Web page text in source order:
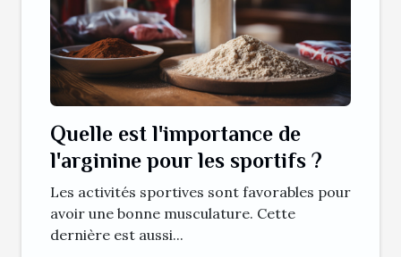
Quelle est l'importance de
l'arginine pour les sportifs ?
Les activités sportives sont favorables pour
avoir une bonne musculature. Cette
dernière est aussi...